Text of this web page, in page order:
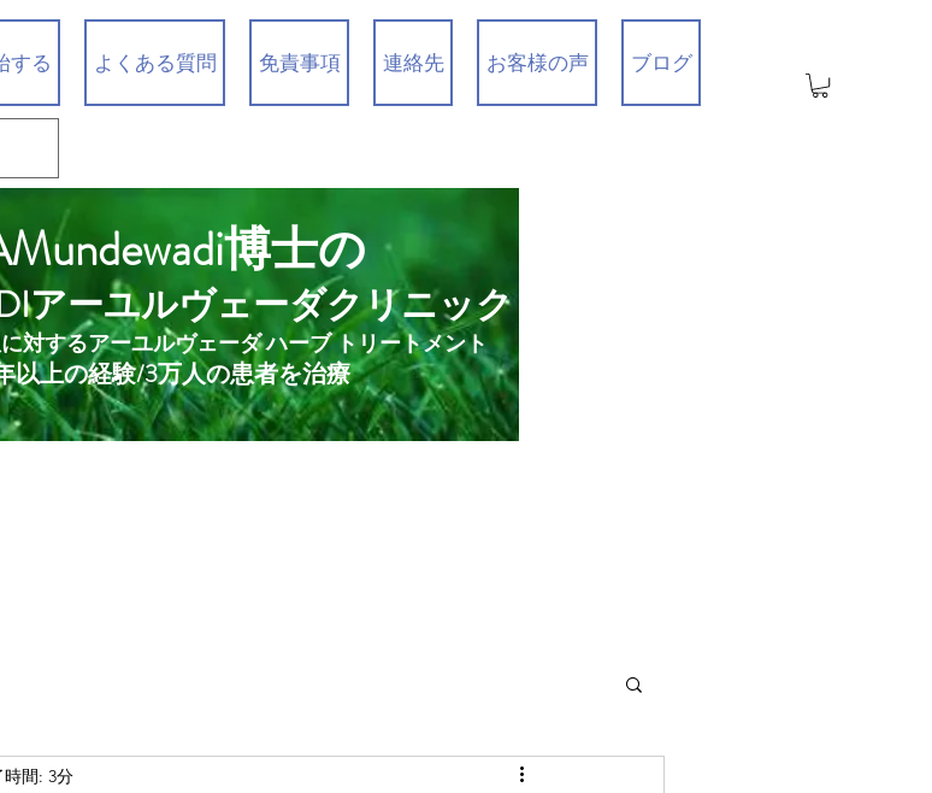
する よくある質問 免責事項 連絡先 お客様の声 ブログ
博士の
アーユルヴェーダクリニック
対するアーユルヴェーダ ハーブ トリートメント
以上の経験/3万人の患者を治療
時間: 3分